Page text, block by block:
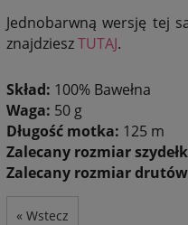
Jednobarwną wersję tej
znajdzieszTUTAJ.
Skład: 100% Bawełna
Waga: 50 g
Długość motka: 125 m
Zalecany rozmiar
Zalecany rozmiar
« Wstecz